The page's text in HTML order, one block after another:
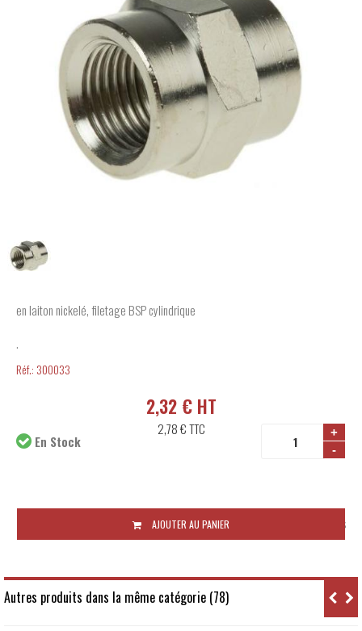
en laiton nickelé, filetage BSP cylindrique
.
Réf.: 300033
2,32 € HT
2,78 €TTC
+
-
En Stock
48 à 72 heures
AJOUTER AU PANIER
Autres produits dans la même catégorie (78)